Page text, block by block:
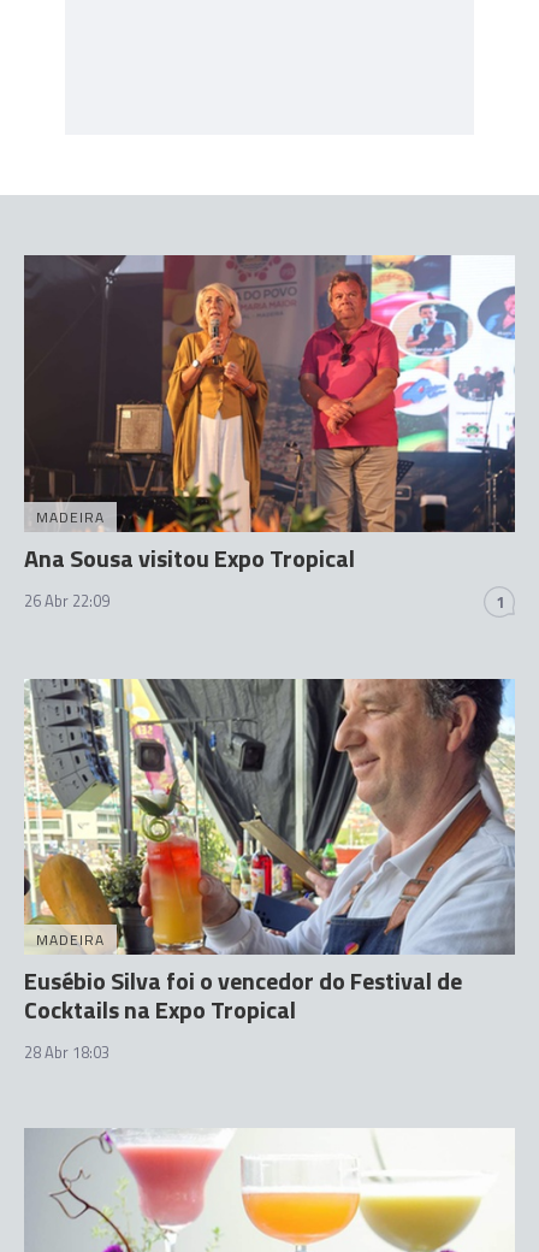
MADEIRA
Ana Sousa visitou Expo Tropical
26 Abr 22:09 1
MADEIRA
Eusébio Silva foi o vencedor do Festival de
Cocktails na Expo Tropical
28 Abr 18:03